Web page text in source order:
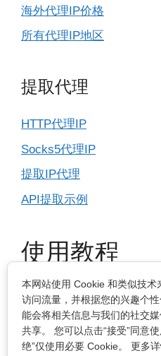
海外代理IP价格
所有代理IP地区
提取代理
HTTP代理IP
Socks5代理IP
提取IP代理
API提取示例
使用教程
IP基本设置
指纹浏览器
电脑浏览器
本网站使用 Cookie 和类似技
访问流量，并根据您的兴趣个
能会将相关信息与我们的社交
共享。 您可以点击“接受”同意
绝”仅使用必要 Cookie。 更多